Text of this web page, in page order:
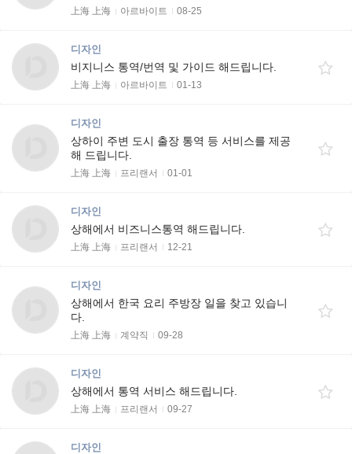
上海 上海 아르바이트 08-25
디자인
비지니스 통역/번역 및 가이드 해드립니다.
上海 上海 아르바이트 01-13
디자인
상하이 주변 도시 출장 통역 등 서비스를 제공
해 드립니다.
上海 上海 프리랜서 01-01
디자인
상해에서 비즈니스통역 해드립니다.
上海 上海 프리랜서 12-21
디자인
상해에서 한국 요리 주방장 일을 찾고 있습니
다.
上海 上海 계약직 09-28
디자인
상해에서 통역 서비스 해드립니다.
上海 上海 프리랜서 09-27
디자인